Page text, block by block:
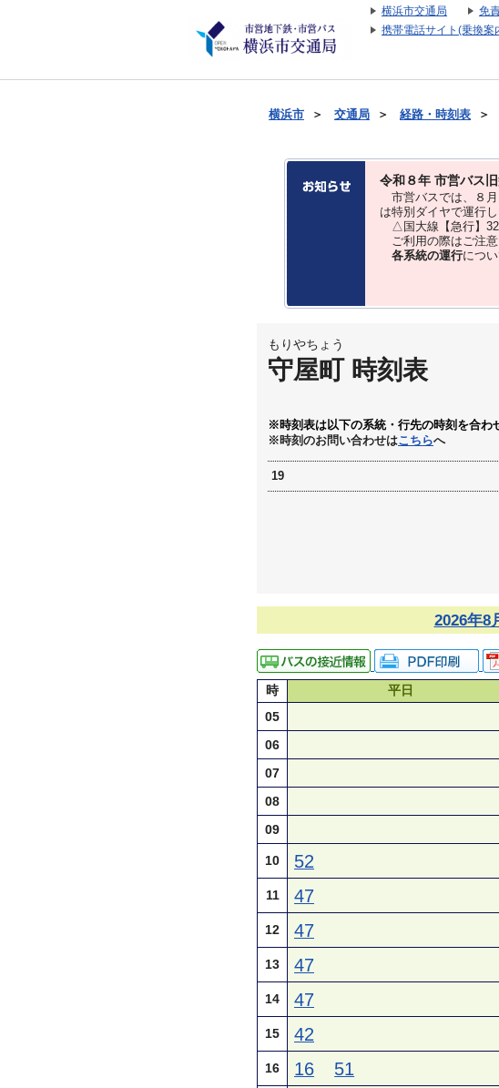
横浜市交通局 免
携帯電話サイト(乗換案
横浜市 ＞ 交通局 ＞ 経路・時刻表 ＞
令和８年 市営バス
市営バスでは、８⽉
は特別ダイヤで運⾏し
△国大線【急行】
ご利用の際はご注意
各系統の運行につ
もりやちょう
守屋町 時刻表
※時刻表は以下の系統・行先の時刻を合わ
※時刻のお問い合わせはこちらへ
19
2026年8
時 平日
05
06
07
08
09
10 52
11 47
12 47
13 47
14 47
15 42
16 16 51